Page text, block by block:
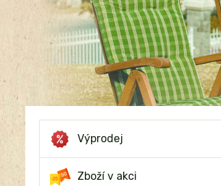
Výprodej
Zboží v akci